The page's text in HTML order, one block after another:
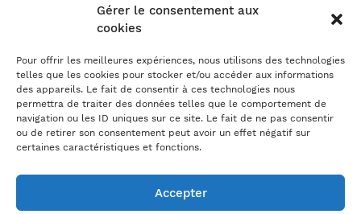
Gérer le consentement aux
cookies
Pour offrir les meilleures expériences, nous utilisons des technologies
telles que les cookies pour stocker et/ou accéder aux informations
des appareils. Le fait de consentir à ces technologies nous
permettra de traiter des données telles que le comportement de
navigation ou les ID uniques sur ce site. Le fait de ne pas consentir
ou de retirer son consentement peut avoir un effet négatif sur
certaines caractéristiques et fonctions.
Accepter
Nos projets
Nos ressources
VOTRE MARQUE
EMPLOYEUR
Votre ADN et votre culture
Votre proposition employeur